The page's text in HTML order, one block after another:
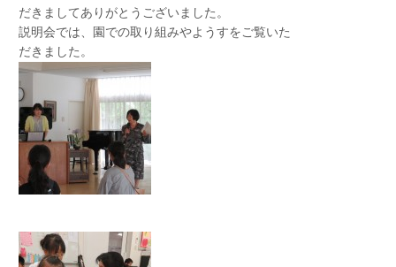
お風呂を待っている間に、お願い事を書いたり、
折り紙を折って遊びました。園長先生と、音楽遊
びもしました。
到着して、屋外にある小さい滑り台を見て、みん
な大はしゃぎ★
ね！
だきましてありがとうございました。
説明会では、園での取り組みやようすをご覧いた
だきました。